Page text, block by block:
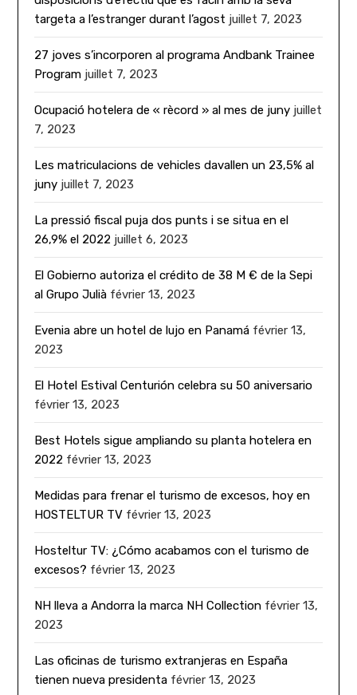
targeta a l’estranger durant l’agost juillet 7, 2023
27 joves s’incorporen al programa Andbank Trainee
Program juillet 7, 2023
Ocupació hotelera de « rècord » al mes de juny juillet
7, 2023
Les matriculacions de vehicles davallen un 23,5% al
juny juillet 7, 2023
La pressió fiscal puja dos punts i se situa en el
26,9% el 2022 juillet 6, 2023
El Gobierno autoriza el crédito de 38 M € de la Sepi
al Grupo Julià février 13, 2023
Evenia abre un hotel de lujo en Panamá février 13,
2023
El Hotel Estival Centurión celebra su 50 aniversario
février 13, 2023
Best Hotels sigue ampliando su planta hotelera en
2022 février 13, 2023
Medidas para frenar el turismo de excesos, hoy en
HOSTELTUR TV février 13, 2023
Hosteltur TV: ¿Cómo acabamos con el turismo de
excesos? février 13, 2023
NH lleva a Andorra la marca NH Collection février 13,
2023
Las oficinas de turismo extranjeras en España
tienen nueva presidenta février 13, 2023